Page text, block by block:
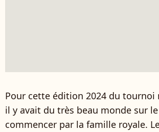
Pour cette édition 2024 du tournoi
il y avait du très beau monde sur le
commencer par la famille royale.